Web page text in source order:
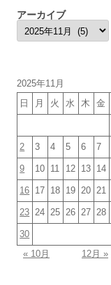
アーカイブ
ア
ー
カ
2025年11月
日
月 火 水 木 金
2 3 4 5 6 7
9 10 11 12 13 14
16 17 18 19 20 21
23 24 25 26 27 28
30
« 10月
12月 »